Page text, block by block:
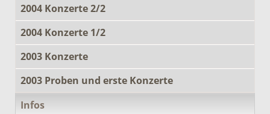
2004 Konzerte 2/2
2004 Konzerte 1/2
2003 Konzerte
2003 Proben und erste Konzerte
Infos